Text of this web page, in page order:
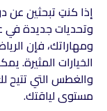
إذا كنتِ تبحثين
وتحديات جديدة في
ومهاراتك، فإن
الخيارات المثيرة.
والغطس التي تتيح
مستوى لياقتك.